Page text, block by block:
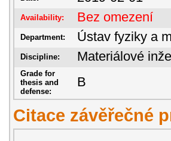
Availability: Bez omezení
Department: Ústav fyziky a
Discipline: Materiálové
Grade for
thesis and
defense:
B
Citace závěřečné